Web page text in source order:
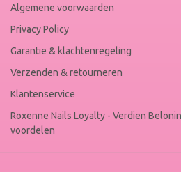
Algemene voorwaarden
Privacy Policy
Garantie & klachtenregeling
Verzenden & retourneren
Klantenservice
Roxenne Nails Loyalty - Verdien
voordelen